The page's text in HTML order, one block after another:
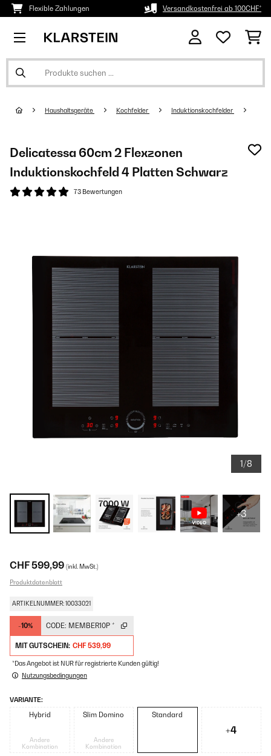
Flexible Zahlungen Versandkostenfrei ab 100CHF*
Haushaltsgeräte Kochfelder Induktionskochfelder
Delicatessa 60cm 2 Flexzonen
Induktionskochfeld 4 Platten Schwarz
73 Bewertungen
1/8
+3
CHF 599,99 (inkl. MwSt.)
Produktdatenblatt
ARTIKELNUMMER: 10033021
-10% CODE: MEMBER10P *
MIT GUTSCHEIN: CHF 539,99
*Das Angebot ist NUR für registrierte Kunden gültig!
Nutzungsbedingungen
VARIANTE:
Hybrid
Andere
Kombination
Slim Domino
Andere
Kombination
Standard
+4